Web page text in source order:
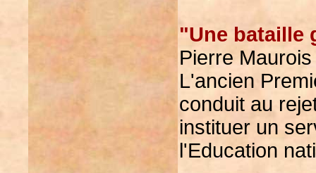
"Une bataille
Pierre
L'ancien
conduit au
instituer un
l'Education